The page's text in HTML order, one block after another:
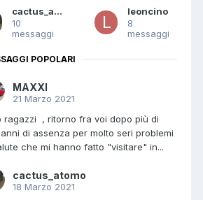
cactus_atomo
10
messaggi
leoncino
8
messaggi
POPOLARI
MAXXI
21 Marzo 2021
ragazzi , ritorno fra voi dopo più di
di assenza per molto seri problemi
che mi hanno fatto "visitare" in...
cactus_atomo
18 Marzo 2021